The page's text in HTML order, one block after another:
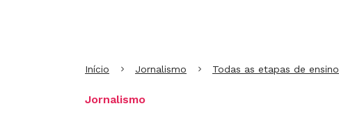
Início Jornalismo Todas as etapas de ensino
Jornalismo